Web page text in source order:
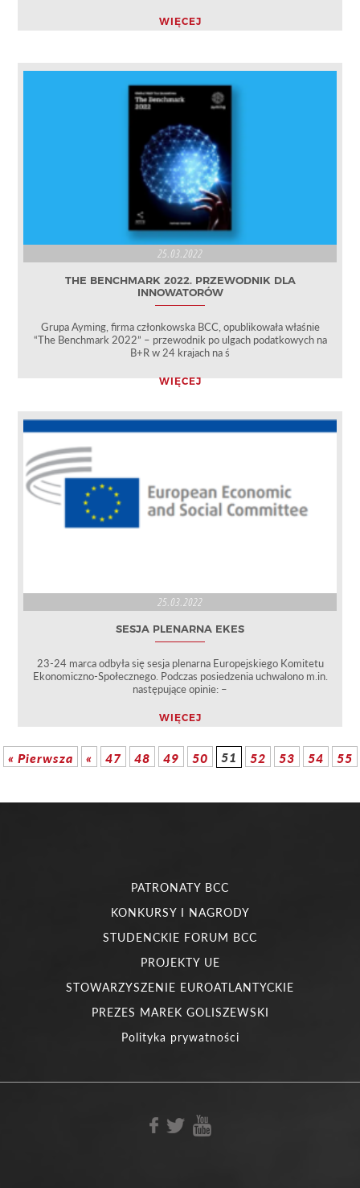
WIĘCEJ
25.03.2022
THE BENCHMARK 2022. PRZEWODNIK DLA
INNOWATORÓW
Grupa Ayming, firma członkowska BCC, opublikowała właśnie
“The Benchmark 2022” – przewodnik po ulgach podatkowych na
B+R w 24 krajach na ś
WIĘCEJ
25.03.2022
SESJA PLENARNA EKES
23-24 marca odbyła się sesja plenarna Europejskiego Komitetu
Ekonomiczno-Społecznego. Podczas posiedzenia uchwalono m.in.
następujące opinie: –
WIĘCEJ
« Pierwsza « 47 48 49 50 51 52 53 54 55
PATRONATY BCC
KONKURSY I NAGRODY
STUDENCKIE FORUM BCC
PROJEKTY UE
STOWARZYSZENIE EUROATLANTYCKIE
PREZES MAREK GOLISZEWSKI
Polityka prywatności